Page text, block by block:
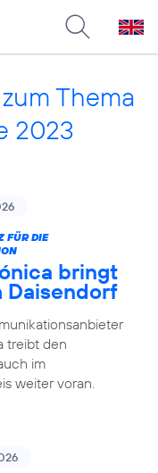
Thema
2023
FÜR DIE
bringt
Daisendorf
treibt den
im
weiter voran.